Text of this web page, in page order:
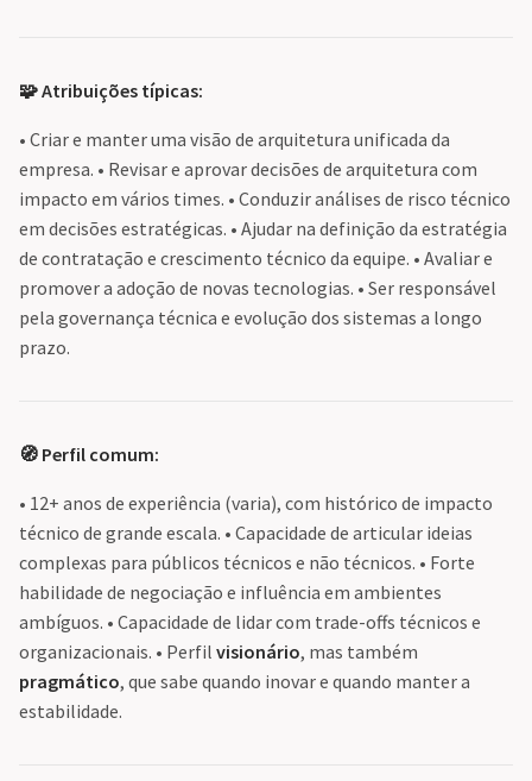
🧩 Atribuições típicas:
• Criar e manter uma visão de arquitetura unificada da
empresa. • Revisar e aprovar decisões de arquitetura com
impacto em vários times. • Conduzir análises de risco técnico
em decisões estratégicas. • Ajudar na definição da estratégia
de contratação e crescimento técnico da equipe. • Avaliar e
promover a adoção de novas tecnologias. • Ser responsável
pela governança técnica e evolução dos sistemas a longo
prazo.
🧭 Perfil comum:
• 12+ anos de experiência (varia), com histórico de impacto
técnico de grande escala. • Capacidade de articular ideias
complexas para públicos técnicos e não técnicos. • Forte
habilidade de negociação e influência em ambientes
ambíguos. • Capacidade de lidar com trade-offs técnicos e
organizacionais. • Perfil visionário, mas também
pragmático, que sabe quando inovar e quando manter a
estabilidade.